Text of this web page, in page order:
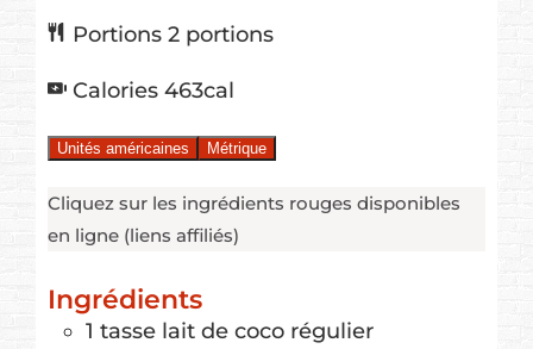
Portions 2 portions
Calories 463cal
Unités américaines Métrique
Cliquez sur les ingrédients rouges disponibles
en ligne (liens affiliés)
Ingrédients
1 tasse lait de coco régulier